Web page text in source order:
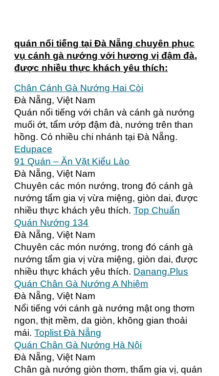
quán nổi tiếng tại Đà Nẵng chuyên phục
vụ cánh gà nướng với hương vị đậm đà,
được nhiều thực khách yêu thích:
Chân Cánh Gà Nướng Hai Còi
Đà Nẵng, Việt Nam
Quán nổi tiếng với chân và cánh gà nướng
muối ớt, tẩm ướp đậm đà, nướng trên than
hồng. Có nhiều chi nhánh tại Đà Nẵng.
Edupace
91 Quán – Ăn Vặt Kiểu Lào
Đà Nẵng, Việt Nam
Chuyên các món nướng, trong đó cánh gà
nướng tẩm gia vị vừa miệng, giòn dai, được
nhiều thực khách yêu thích.Top Chuẩn
Quán Nướng 134
Đà Nẵng, Việt Nam
Chuyên các món nướng, trong đó cánh gà
nướng tẩm gia vị vừa miệng, giòn dai, được
nhiều thực khách yêu thích. Danang.Plus
Quán Chân Gà Nướng A Nhiệm
Đà Nẵng, Việt Nam
Nổi tiếng với cánh gà nướng mật ong thơm
ngon, thịt mềm, da giòn, không gian thoải
mái.Toplist Đà Nẵng
Quán Chân Gà Nướng Hà Nội
Đà Nẵng, Việt Nam
Chân gà nướng giòn thơm, thấm gia vị, quán